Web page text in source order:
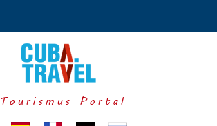
Tourismus-Portal